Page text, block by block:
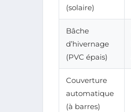
(solaire)
Bâche
d’hivernage
(PVC épais)
Couverture
automatique
(à barres)